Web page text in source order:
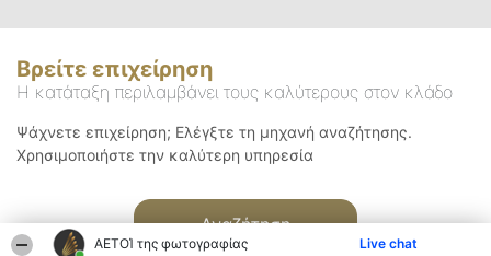
ΑΕΤΟΊ της φωτογραφίας Live chat
Βρείτε επιχείρηση
Η κατάταξη περιλαμβάνει τους καλύτερους στον κλάδο
Ψάχνετε επιχείρηση; Ελέγξτε τη μηχανή αναζήτησης.
Χρησιμοποιήστε την καλύτερη υπηρεσία
Αναζήτηση